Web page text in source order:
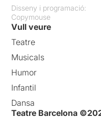
Disseny i programació:
Copymouse
Vull veure
Teatre
Musicals
Humor
Infantil
Dansa
Teatre Barcelona